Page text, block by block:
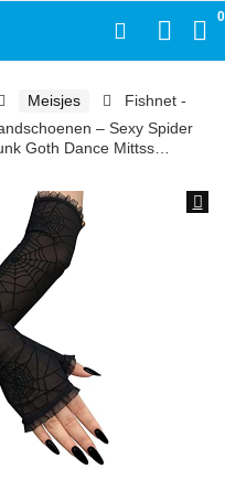
0
Meisjes
Fishnet -
– Sexy Spider
Goth Dance Mittss…